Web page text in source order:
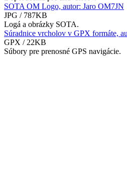
SOTA OM Logo, autor: Jaro OM7JN
JPG / 787KB
Logá a obrázky SOTA.
Súradnice vrcholov v GPX formáte,
GPX / 22KB
Súbory pre prenosné GPS navigácie.